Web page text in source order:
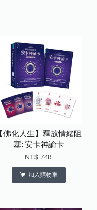
【佛化人生】釋放情緒阻
塞: 安卡神諭卡
NT$ 748
加入購物車